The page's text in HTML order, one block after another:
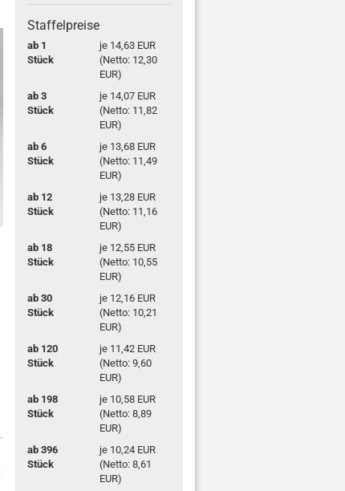
Staffelpreise
ab 1
Stück
je 14,63 EUR
(Netto: 12,30
EUR)
ab 3
Stück
je 14,07 EUR
(Netto: 11,82
EUR)
ab 6
Stück
je 13,68 EUR
(Netto: 11,49
EUR)
ab 12
Stück
je 13,28 EUR
(Netto: 11,16
EUR)
ab 18
Stück
je 12,55 EUR
(Netto: 10,55
EUR)
ab 30
Stück
je 12,16 EUR
(Netto: 10,21
EUR)
ab 120
Stück
je 11,42 EUR
(Netto: 9,60
EUR)
ab 198
Stück
je 10,58 EUR
(Netto: 8,89
EUR)
ab 396
Stück
je 10,24 EUR
(Netto: 8,61
EUR)